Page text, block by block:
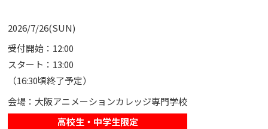
2026/7/26(SUN)
受付開始：12:00
スタート：13:00
（16:30頃終了予定）
会場：大阪アニメーションカレッジ専門学校
高校生・中学生限定